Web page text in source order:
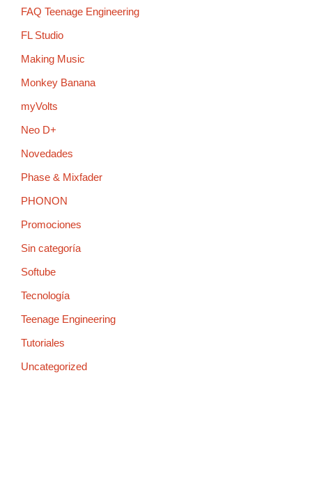
FAQ Teenage Engineering
FL Studio
Making Music
Monkey Banana
myVolts
Neo D+
Novedades
Phase & Mixfader
PHONON
Promociones
Sin categoría
Softube
Tecnología
Teenage Engineering
Tutoriales
Uncategorized